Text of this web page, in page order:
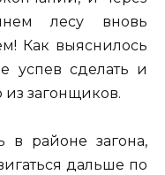
лесу вновь
Как выяснилось
успев сделать и
из загонщиков.
в районе загона,
дальше по